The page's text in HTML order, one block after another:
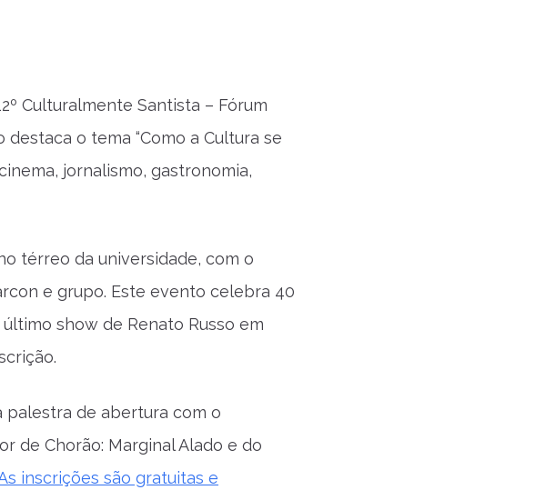
Culturalmente Santista – Fórum
o tema “Como a Cultura se
jornalismo, gastronomia,
térreo da universidade, com o
e grupo. Este evento celebra 40
show de Renato Russo em
palestra de abertura com o
de Chorão: Marginal Alado e do
inscrições são gratuitas e